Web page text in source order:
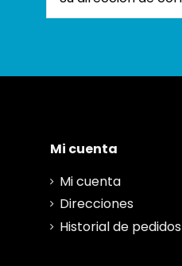
Mi cuenta
Mi cuenta
Direcciones
Historial de pedidos